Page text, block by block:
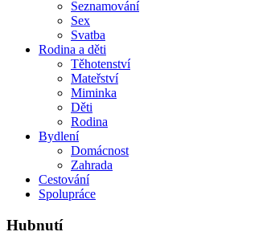
Seznamování
Sex
Svatba
Rodina a děti
Těhotenství
Mateřství
Miminka
Děti
Rodina
Bydlení
Domácnost
Zahrada
Cestování
Spolupráce
Hubnutí